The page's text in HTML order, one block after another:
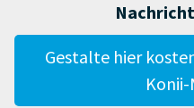
Gestalte hier